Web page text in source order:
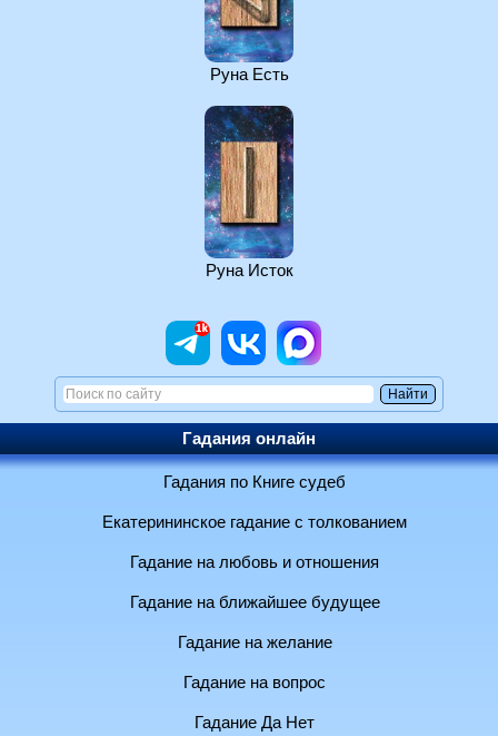
Руна Есть
Руна Исток
Гадания онлайн
Гадания по Книге судеб
Екатерининское гадание с толкованием
Гадание на любовь и отношения
Гадание на ближайшее будущее
Гадание на желание
Гадание на вопрос
Гадание Да Нет